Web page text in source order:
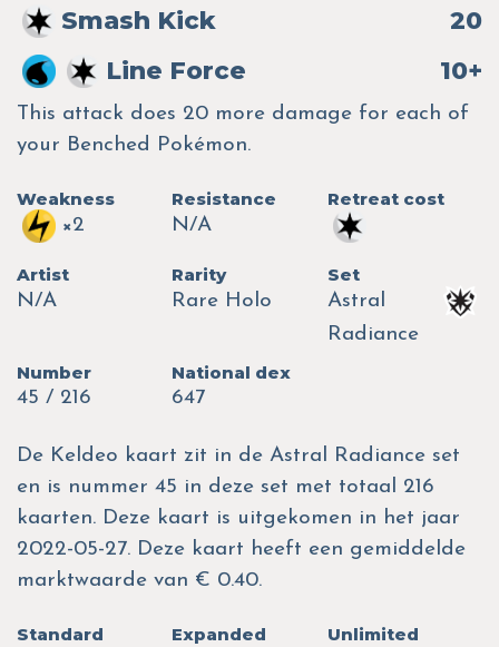
Smash Kick
20
Line Force
10+
This attack does 20 more damage for each of
your Benched Pokémon.
Weakness
×2
Resistance
N/A
Retreat cost
Artist
N/A
Rarity
Rare Holo
Set
Astral
Radiance
Number
45 / 216
National dex
647
De Keldeo kaart zit in de Astral Radiance set
en is nummer 45 in deze set met totaal 216
kaarten. Deze kaart is uitgekomen in het jaar
2022-05-27. Deze kaart heeft een gemiddelde
marktwaarde van € 0.40.
Standard
Expanded
Unlimited